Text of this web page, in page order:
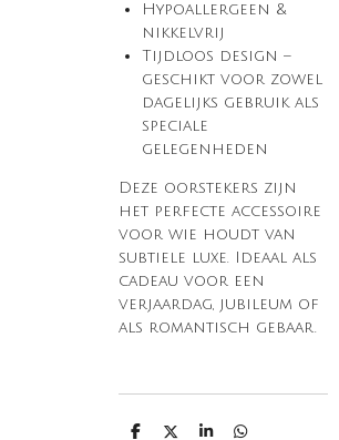
Hypoallergeen &
nikkelvrij
Tijdloos design –
geschikt voor zowel
dagelijks gebruik als
speciale
gelegenheden
Deze oorstekers zijn
het perfecte accessoire
voor wie houdt van
subtiele luxe. Ideaal als
cadeau voor een
verjaardag, jubileum of
als romantisch gebaar.